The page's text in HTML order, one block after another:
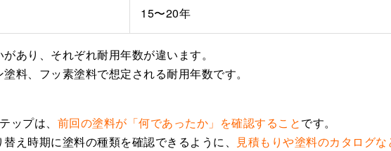
15〜20年
あり、それぞれ耐用年数が違います。
料、フッ素塗料で想定される耐用年数です。
ップは、 前回の塗料が「何であったか」を確認することです。
え時期に塗料の種類を確認できるように、
見積もりや塗料のカタログ